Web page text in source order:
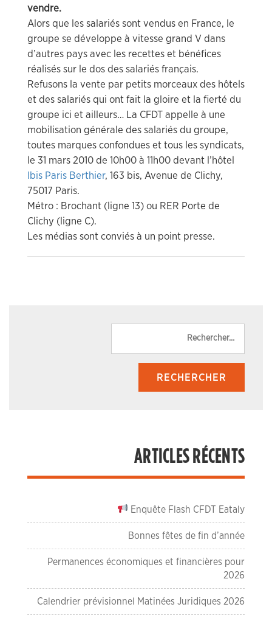
vendre.
Alors que les salariés sont vendus en France, le
groupe se développe à vitesse grand V dans
d’autres pays avec les recettes et bénéfices
réalisés sur le dos des salariés français.
Refusons la vente par petits morceaux des hôtels
et des salariés qui ont fait la gloire et la fierté du
groupe ici et ailleurs… La CFDT appelle à une
mobilisation générale des salariés du groupe,
toutes marques confondues et tous les syndicats,
le 31 mars 2010 de 10h00 à 11h00 devant l’hôtel
Ibis Paris Berthier, 163 bis, Avenue de Clichy,
75017 Paris.
Métro : Brochant (ligne 13) ou RER Porte de
Clichy (ligne C).
Les médias sont conviés à un point presse.
ARTICLES RÉCENTS
Enquête Flash CFDT Eataly
Bonnes fêtes de fin d’année
Permanences économiques et financières pour
2026
Calendrier prévisionnel Matinées Juridiques 2026